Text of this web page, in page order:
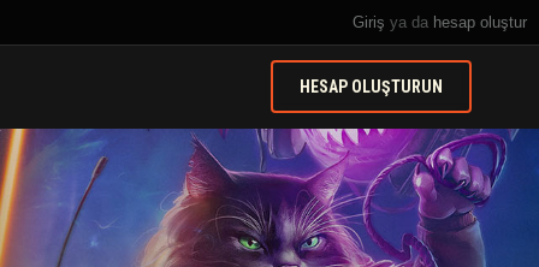
Giriş ya da hesap oluştur
HESAP OLUŞTURUN